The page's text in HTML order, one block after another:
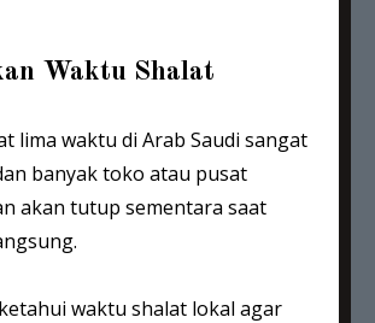
Waktu Shalat
lima waktu di Arab Saudi sangat
banyak toko atau pusat
akan tutup sementara saat
waktu shalat lokal agar